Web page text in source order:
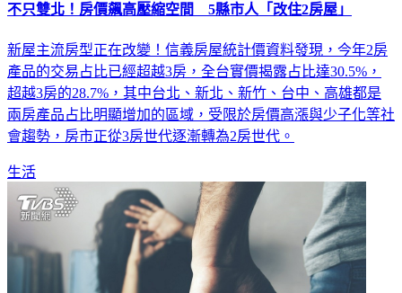
不只雙北！房價飆高壓縮空間 5縣市人「改住2房屋」
新屋主流房型正在改變！信義房屋統計價資料發現，今年2房
產品的交易占比已經超越3房，全台實價揭露占比達30.5%，
超越3房的28.7%，其中台北、新北、新竹、台中、高雄都是
兩房產品占比明顯增加的區域，受限於房價高漲與少子化等社
會趨勢，房市正從3房世代逐漸轉為2房世代。
生活